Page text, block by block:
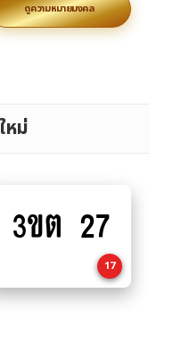
ดูความหมายมงคล
หม่
to
3ขต 27
17